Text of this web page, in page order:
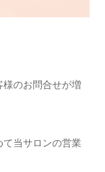
様のお問合せが増
当サロンの営業